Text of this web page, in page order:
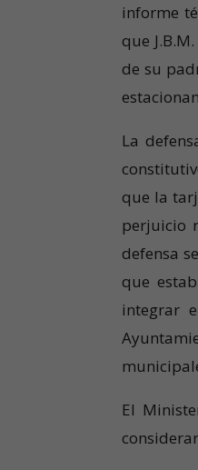
informe
que
de su
La
que la
perjuicio
defensa
que
integrar
El